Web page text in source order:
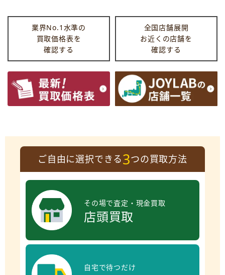
業界No.1水準の
買取価格表を
確認する
全国店舗展開
お近くの店舗を
確認する
ご自由に選択できる3つの買取方法
その場で査定・現金買取
店頭買取
自宅で待つだけ